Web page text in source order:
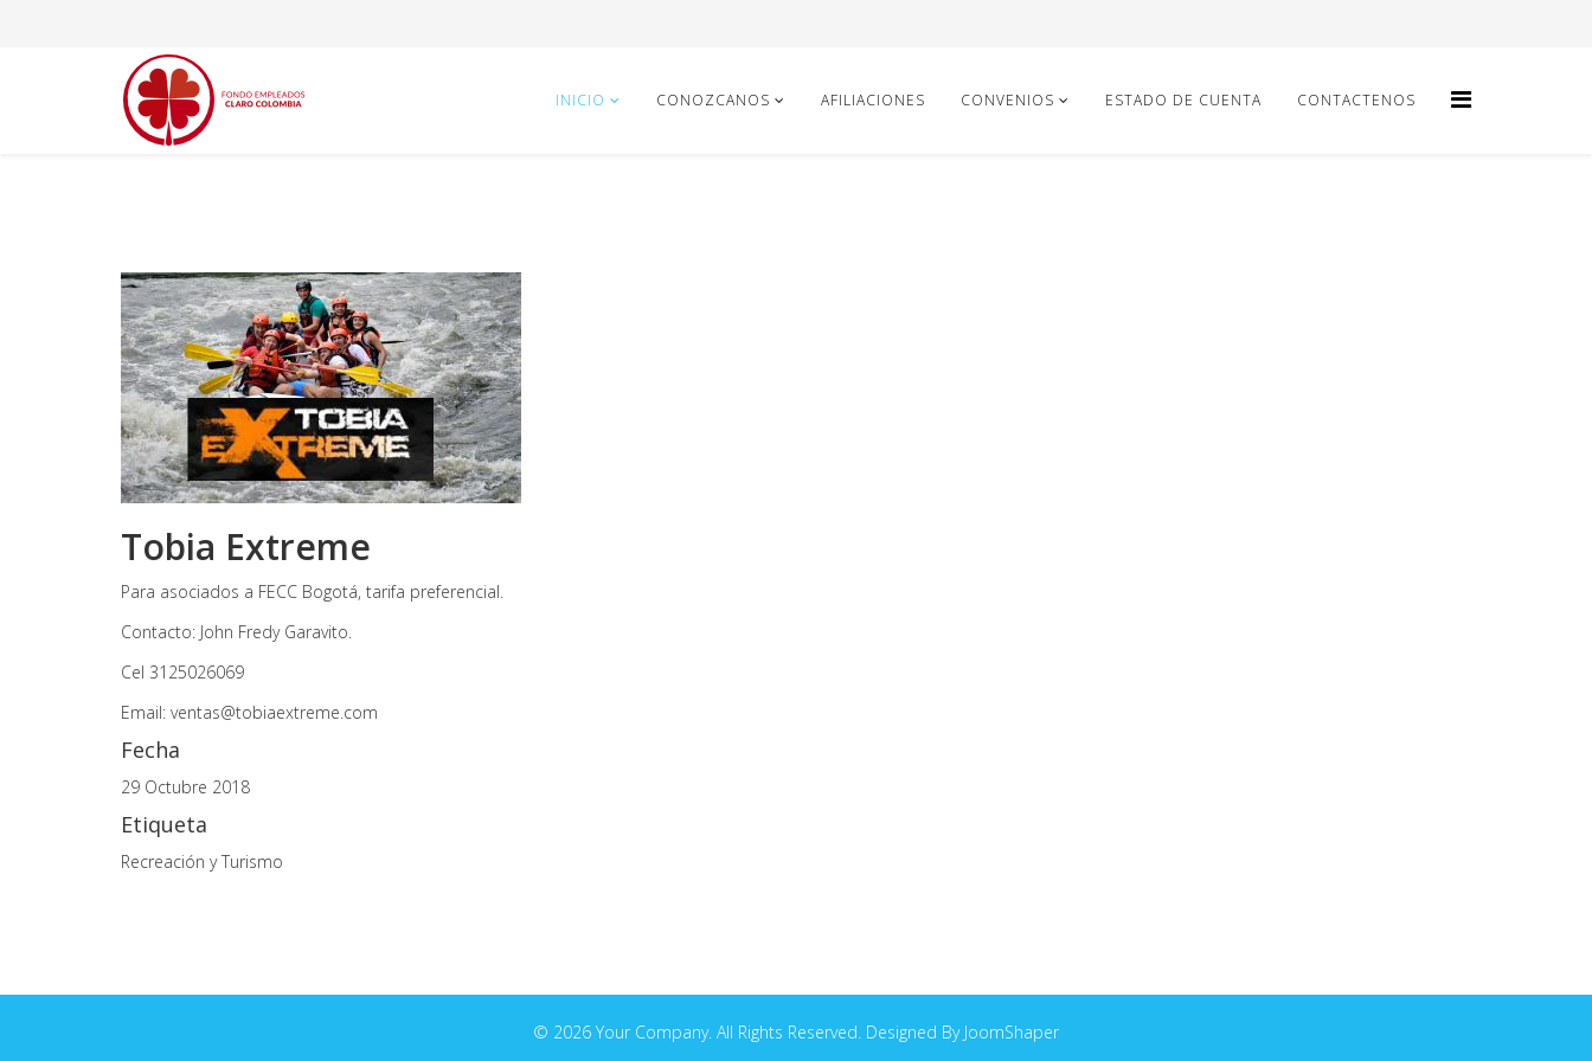
INICIO CONOZCANOS AFILIACIONES CONVENIOS ESTADO DE CUENTA CONTACTENOS
Tobia Extreme
Para asociados a FECC Bogotá, tarifa preferencial.
Contacto: John Fredy Garavito.
Cel 3125026069
Email: ventas@tobiaextreme.com
Fecha
29 Octubre 2018
Etiqueta
Recreación y Turismo
© 2026 Your Company. All Rights Reserved. Designed By JoomShaper